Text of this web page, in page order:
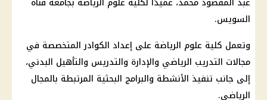
السويس.
وتعمل كلية علوم الرياضة على إعداد الكوادر المتخصصة في
مجالات التدريب الرياضي والإدارة والتدريس والتأهيل البدني،
إلى جانب تنفيذ الأنشطة والبرامج البحثية المرتبطة بالمجال
الرياضي.